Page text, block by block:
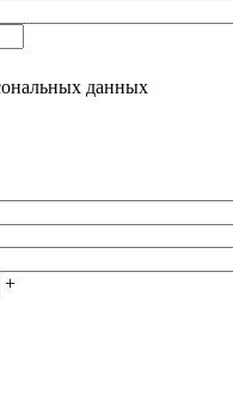
данных
+